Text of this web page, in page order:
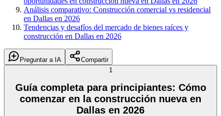
Análisis comparativo: Construcción comercial vs residencial
en Dallas en 2026
Tendencias y desafíos del mercado de bienes raíces y
construcción en Dallas en 2026
Preguntar a IA
Compartir
1
Guía completa para principiantes: Cómo
comenzar en la construcción nueva en
Dallas en 2026